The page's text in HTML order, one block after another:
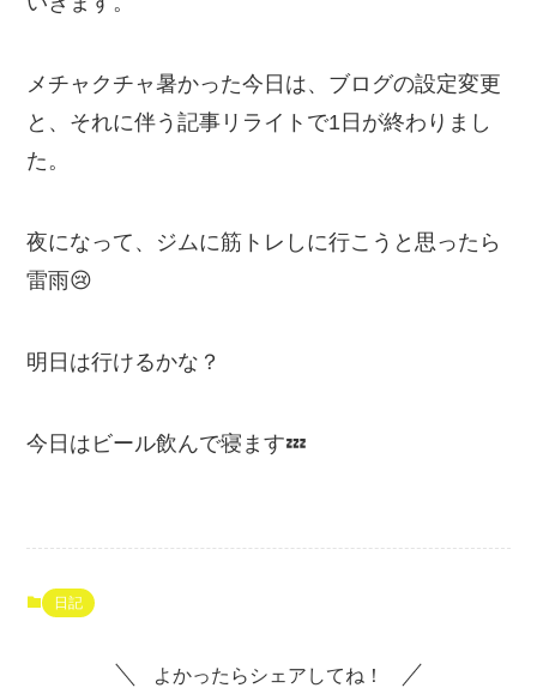
メチャクチャ暑かった今日は、ブログの設定変更
と、それに伴う記事リライトで1日が終わりまし
た。
夜になって、ジムに筋トレしに行こうと思ったら
雷雨😢
明日は行けるかな？
今日はビール飲んで寝ます💤
日記
よかったらシェアしてね！